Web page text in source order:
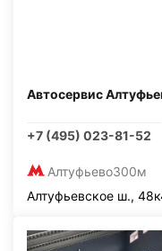
Автосервис
+7 (495) 023-81-52
Алтуфьево300м
Алтуфьевское ш.,